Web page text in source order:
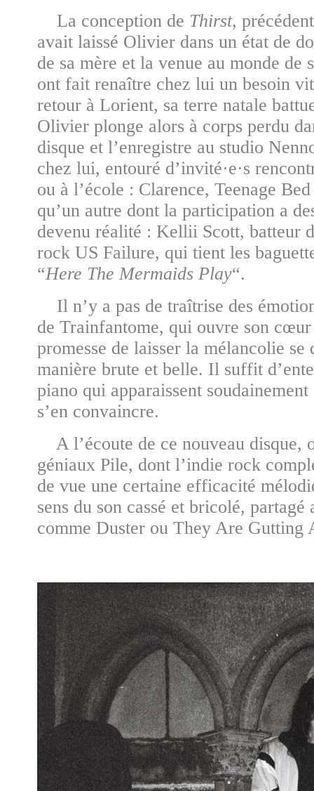
La conception de Thirst,
avait laissé Olivier dans un état de
de sa mère et la venue au monde de
ont fait renaître chez lui un besoin
retour à Lorient, sa terre natale
Olivier plonge alors à corps perdu
disque et l’enregistre au studio
chez lui, entouré d’invité·e·s
ou à l’école : Clarence, Teenage
qu’un autre dont la participation a
devenu réalité : Kellii Scott, batteur
rock US Failure, qui tient les
“Here The Mermaids Play“.
Il n’y a pas de traîtrise des
de Trainfantome, qui ouvre son
promesse de laisser la mélancolie se
manière brute et belle. Il suffit
piano qui apparaissent soudainement
s’en convaincre.
A l’écoute de ce nouveau disque,
géniaux Pile, dont l’indie rock
de vue une certaine efficacité
sens du son cassé et bricolé, partagé
comme Duster ou They Are Gutting